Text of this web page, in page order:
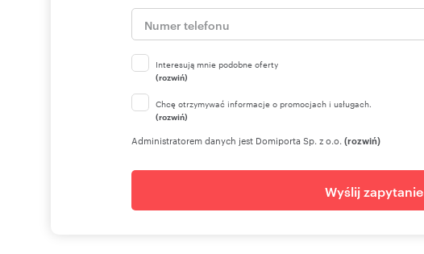
Interesują mnie podobne oferty
(rozwiń)
Chcę otrzymywać informacje o promocjach i usługach.
(rozwiń)
Administratorem danych jest Domiporta Sp. z o.o. (rozwiń)
Wyślij zapytanie